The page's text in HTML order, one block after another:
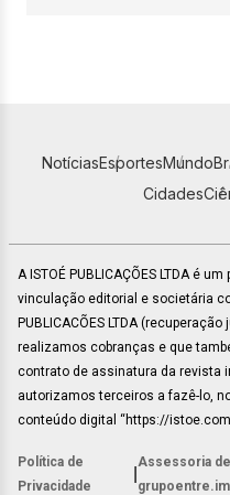
NotíciasEsportesMundo
Cidades
A ISTOÉ PUBLICAÇÕES LTDA é
vinculação editorial e societária
PUBLICACÕES LTDA
realizamos cobranças e que
contrato de assinatura da revista
autorizamos terceiros a fazê-lo,
conteúdo digital “https://
Política de
Privacidade
Assessoria